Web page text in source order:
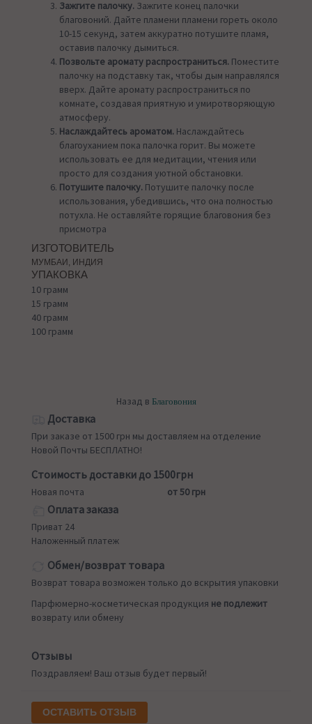
Зажгите палочку. Зажгите конец палочки
благовоний. Дайте пламени пламени гореть около
10-15 секунд, затем аккуратно потушите пламя,
оставив палочку дымиться.
Позвольте аромату распространиться. Поместите
палочку на подставку так, чтобы дым направлялся
вверх. Дайте аромату распространиться по
комнате, создавая приятную и умиротворяющую
атмосферу.
Наслаждайтесь ароматом. Наслаждайтесь
благоуханием пока палочка горит. Вы можете
использовать ее для медитации, чтения или
просто для создания уютной обстановки.
Потушите палочку. Потушите палочку после
использования, убедившись, что она полностью
потухла. Не оставляйте горящие благовония без
присмотра
ИЗГОТОВИТЕЛЬ
МУМБАИ, ИНДИЯ
УПАКОВКА
10 грамм
15 грамм
40 грамм
100 грамм
Назад в Благовония
Доставка
При заказе от 1500 грн мы доставляем на отделение
Новой Почты БЕСПЛАТНО!
Стоимость доставки до 1500грн
Новая почта от 50 грн
Оплата заказа
Приват 24
Наложенный платеж
Обмен/возврат товара
Возврат товара возможен только до вскрытия упаковки
Парфюмерно-косметическая продукция не подлежит
возврату или обмену
Отзывы
Поздравляем! Ваш отзыв будет первый!
ОСТАВИТЬ ОТЗЫВ